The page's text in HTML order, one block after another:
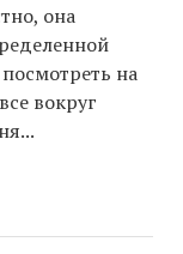
она
на
вокруг